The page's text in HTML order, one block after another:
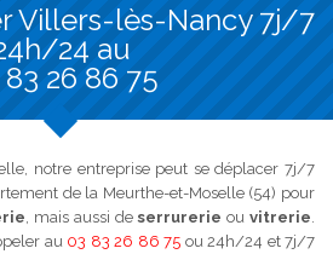
Villers-lès-Nancy 7j/7
24 au
83 26 86 75
notre entreprise peut se déplacer 7j/7
de la Meurthe-et-Moselle (54) pour
, mais aussi deserrurerie ou vitrerie
au 03 83 26 86 75 ou 24h/24 et 7j/7